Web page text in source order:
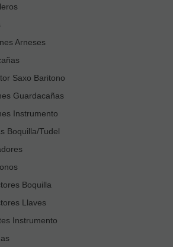
Arneses
Saxo Baritono
Guardacañas
Instrumento
Boquilla/Tudel
Boquilla
Llaves
Instrumento